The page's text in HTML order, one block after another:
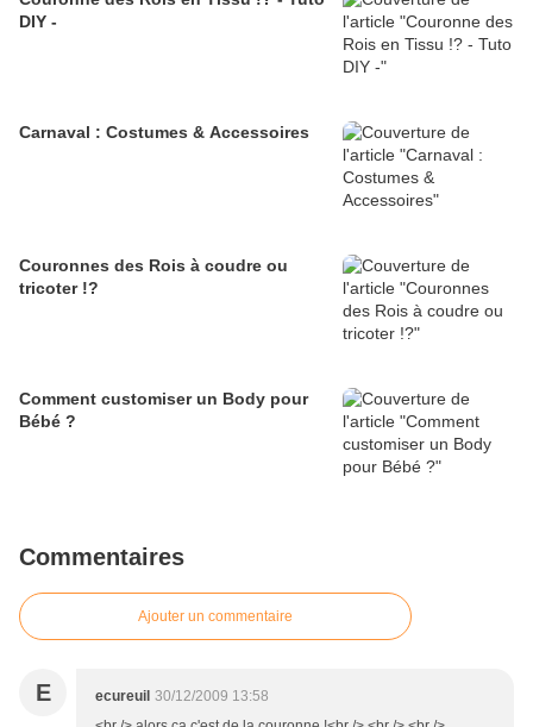
DIY -
Carnaval : Costumes & Accessoires
Couronnes des Rois à coudre ou
tricoter !?
Comment customiser un Body pour
Bébé ?
Commentaires
Ajouter un commentaire
E ecureuil 30/12/2009 13:58